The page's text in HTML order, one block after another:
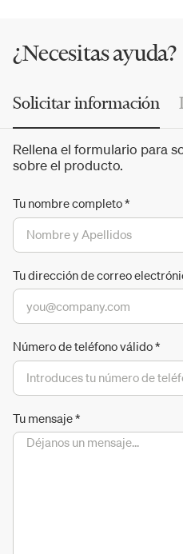
pertenecientes a la marca
creatividad y linealidad que se
¿Necesitas ayuda?
Solicitar información
Rellena el formulario para
sobre el producto.
Tu nombre completo*
Tu dirección de correo
Número de teléfono válido*
Tu mensaje*